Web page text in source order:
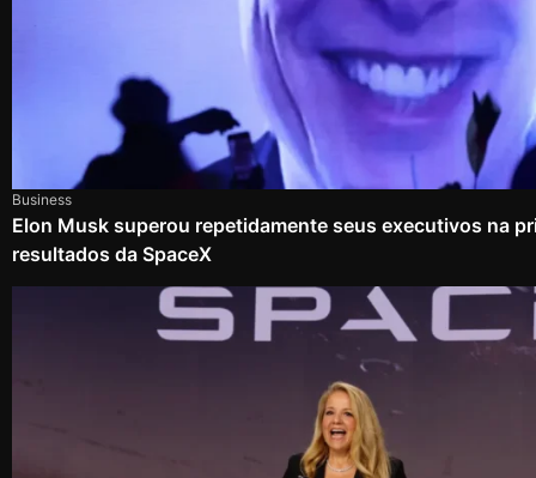
Business
Elon Musk superou repetidamente seus executivos na
resultados da SpaceX